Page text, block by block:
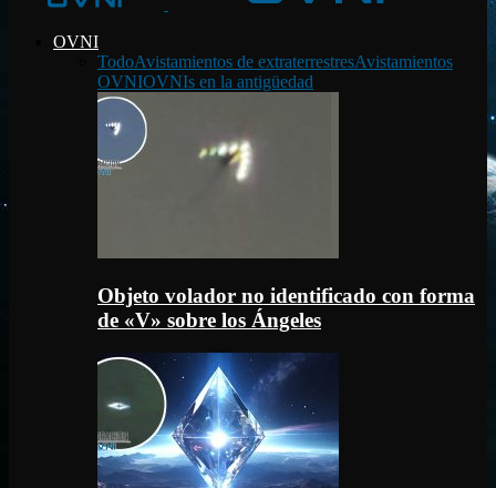
OVNI
TodoAvistamientos de extraterrestresAvistamientos
OVNIOVNIs en la antigüedad
Objeto volador no identificado con forma
de «V» sobre los Ángeles